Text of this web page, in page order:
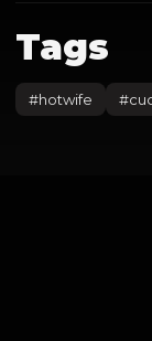
Tags
#hotwife #